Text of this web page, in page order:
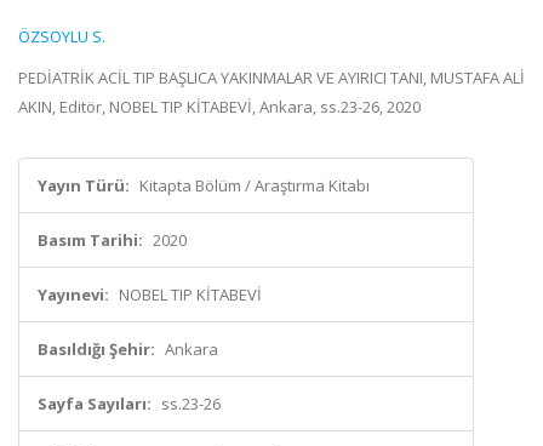
ÖZSOYLU S.
PEDİATRİK ACİL TIP BAŞLICA YAKINMALAR VE AYIRICI TANI, MUSTAFA ALİ
AKIN, Editör, NOBEL TIP KİTABEVİ, Ankara, ss.23-26, 2020
Yayın Türü: Kitapta Bölüm / Araştırma Kitabı
Basım Tarihi: 2020
Yayınevi: NOBEL TIP KİTABEVİ
Basıldığı Şehir: Ankara
Sayfa Sayıları: ss.23-26